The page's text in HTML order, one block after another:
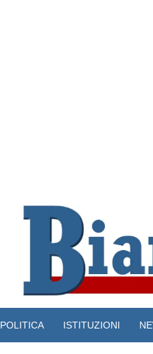
POLITICA ISTITUZIONI